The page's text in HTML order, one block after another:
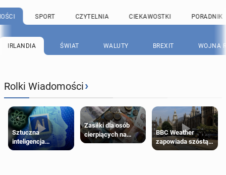
SPORT CZYTELNIA CIEKAWOSTKI PORADNIK
IRLANDIA ŚWIAT WALUTY BREXIT WOJNA
Rolki Wiadomości›
Sztuczna
inteligencja
próbowała oszukać
Zasiłki dla osób
cierpiących na
schorzenia
BBC Weather
zapowiada szóstą
falę upałów w